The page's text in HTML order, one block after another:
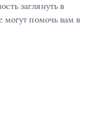
заглянуть в
могут помочь вам в